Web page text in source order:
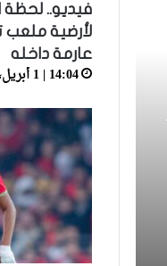
فيديو.. لحظة
لأرضية
عارمة داخله
14:04 | 1 أبريل، 2026